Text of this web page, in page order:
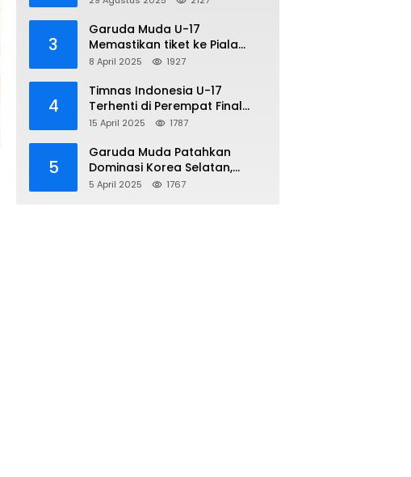
3
Garuda Muda U-17
Memastikan tiket ke Piala
Dunia Setelah Mencetak
Yaman 4-1 di Piala Asia 2025
8 April 2025 1927
4
Timnas Indonesia U-17
Terhenti di Perempat Final
Piala Asia 2025: Terkecoh
15 April 2025 1787
5
Garuda Muda Patahkan
Dominasi Korea Selatan,
Dalam Laga Pembuka Piala
5 April 2025 1767